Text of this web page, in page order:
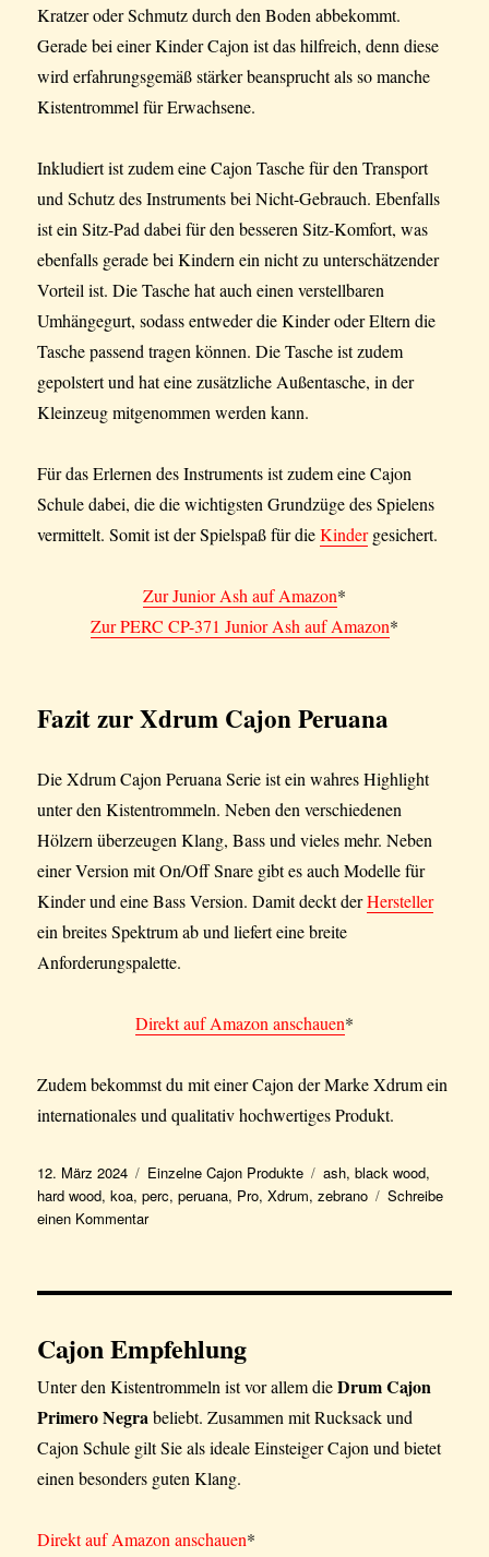
Kratzer oder Schmutz durch den Boden abbekommt.
Gerade bei einer Kinder Cajon ist das hilfreich, denn diese
wird erfahrungsgemäß stärker beansprucht als so manche
Kistentrommel für Erwachsene.
Inkludiert ist zudem eine Cajon Tasche für den Transport
und Schutz des Instruments bei Nicht-Gebrauch. Ebenfalls
ist ein Sitz-Pad dabei für den besseren Sitz-Komfort, was
ebenfalls gerade bei Kindern ein nicht zu unterschätzender
Vorteil ist. Die Tasche hat auch einen verstellbaren
Umhängegurt, sodass entweder die Kinder oder Eltern die
Tasche passend tragen können. Die Tasche ist zudem
gepolstert und hat eine zusätzliche Außentasche, in der
Kleinzeug mitgenommen werden kann.
Für das Erlernen des Instruments ist zudem eine Cajon
Schule dabei, die die wichtigsten Grundzüge des Spielens
vermittelt. Somit ist der Spielspaß für dieKindergesichert.
Zur Junior Ash auf Amazon*
Zur PERC CP-371 Junior Ash auf Amazon*
Fazit zur Xdrum Cajon Peruana
Die Xdrum Cajon Peruana Serie ist ein wahres Highlight
unter den Kistentrommeln. Neben den verschiedenen
Hölzern überzeugen Klang, Bass und vieles mehr. Neben
einer Version mit On/Off Snare gibt es auch Modelle für
Kinder und eine Bass Version. Damit deckt derHersteller
ein breites Spektrum ab und liefert eine breite
Anforderungspalette.
Direkt auf Amazon anschauen*
Zudem bekommst du mit einer Cajon der Marke Xdrum ein
internationales und qualitativ hochwertiges Produkt.
Veröffentlicht
am
12. März 2024 Kategorien
Einzelne Cajon Produkte Schlagwörter
ash,black wood,
hard wood,koa,perc,peruana, Pro,Xdrum,zebrano
Schreibe
einen Kommentarzu
Peruana
Cajon Empfehlung
Unter den Kistentrommeln ist vor allem dieDrum Cajon
Primero Negrabeliebt. Zusammen mit Rucksack und
Cajon Schule gilt Sie als ideale Einsteiger Cajon und bietet
einen besonders guten Klang.
Direkt auf Amazon anschauen*